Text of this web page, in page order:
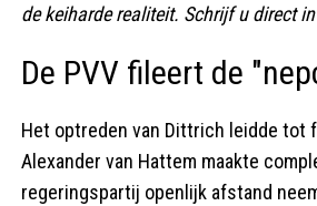
de keiharde realiteit. Schrijf u direct in
De PVV fileert de
Het optreden van Dittrich leidde tot
Alexander van Hattem maakte
regeringspartij openlijk afstand